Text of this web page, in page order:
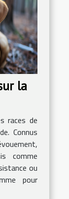
la
races de
Connus
comme
ou
pour